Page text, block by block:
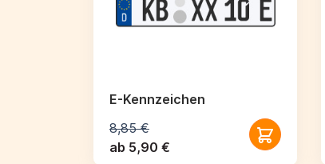
E-Kennzeichen
8,85 €
ab 5,90 €